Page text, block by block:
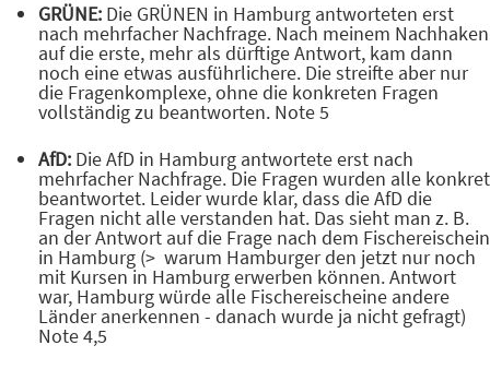
GRÜNE: Die GRÜNEN in Hamburg antworteten erst
nach mehrfacher Nachfrage. Nach meinem Nachhaken
auf die erste, mehr als dürftige Antwort, kam dann
noch eine etwas ausführlichere. Die streifte aber nur
die Fragenkomplexe, ohne die konkreten Fragen
vollständig zu beantworten. Note 5
AfD: Die AfD in Hamburg antwortete erst nach
mehrfacher Nachfrage. Die Fragen wurden alle konkret
beantwortet. Leider wurde klar, dass die AfD die
Fragen nicht alle verstanden hat. Das sieht man z. B.
an der Antwort auf die Frage nach dem Fischereischein
in Hamburg (> warum Hamburger den jetzt nur noch
mit Kursen in Hamburg erwerben können. Antwort
war, Hamburg würde alle Fischereischeine andere
Länder anerkennen - danach wurde ja nicht gefragt)
Note 4,5